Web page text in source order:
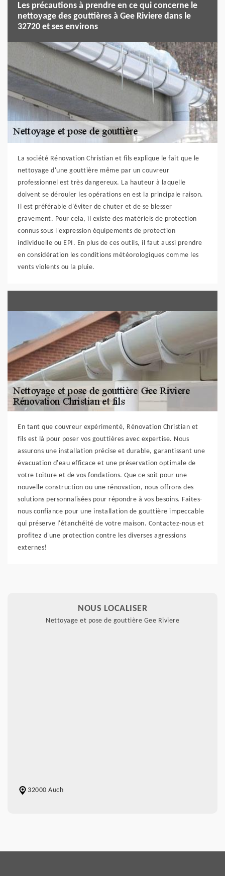
Les précautions à prendre en ce qui concerne le
nettoyage des gouttières à Gee Riviere dans le
32720 et ses environs
La société Rénovation Christian et fils explique le fait que le
nettoyage d'une gouttière même par un couvreur
professionnel est très dangereux. La hauteur à laquelle
doivent se dérouler les opérations en est la principale raison.
Il est préférable d'éviter de chuter et de se blesser
gravement. Pour cela, il existe des matériels de protection
connus sous l'expression équipements de protection
individuelle ou EPI. En plus de ces outils, il faut aussi prendre
en considération les conditions météorologiques comme les
vents violents ou la pluie.
En tant que couvreur expérimenté, Rénovation Christian et
fils est là pour poser vos gouttières avec expertise. Nous
assurons une installation précise et durable, garantissant une
évacuation d'eau efficace et une préservation optimale de
votre toiture et de vos fondations. Que ce soit pour une
nouvelle construction ou une rénovation, nous offrons des
solutions personnalisées pour répondre à vos besoins. Faites-
nous confiance pour une installation de gouttière impeccable
qui préserve l'étanchéité de votre maison. Contactez-nous et
profitez d'une protection contre les diverses agressions
externes!
NOUS LOCALISER
Nettoyage et pose de gouttière Gee Riviere
32000 Auch